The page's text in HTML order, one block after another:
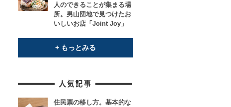
人のできることが集まる場
所。男山団地で見つけたお
いしいお店「Joint Joy」
+ もっとみる
住民票の移し方。基本的な